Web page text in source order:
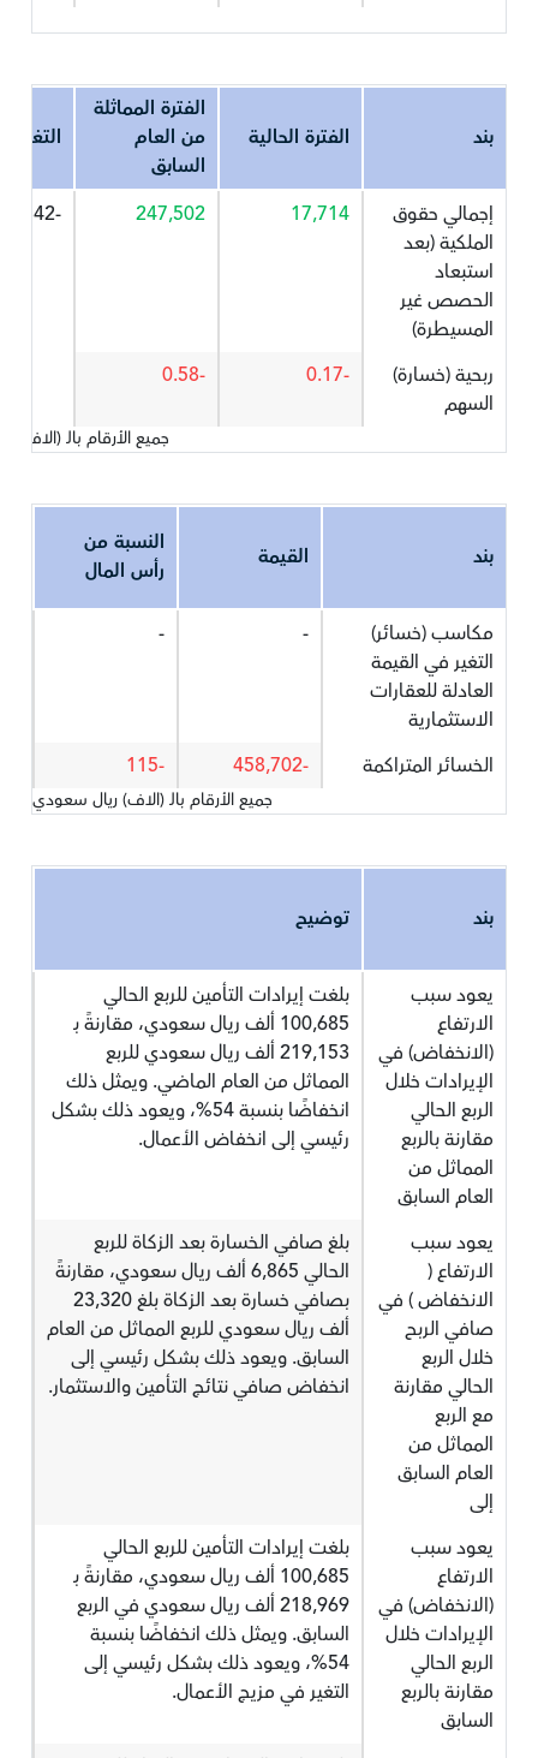
بند الفترة الحالية
الفترة المماثلة
من العام
السابق
التغير%
إجمالي حقوق
الملكية (بعد
استبعاد
الحصص غير
المسيطرة)
17,714
247,502
-92.842
ربحية (خسارة)
السهم
-0.17
-0.58
جميع الأرقام بالـ
بند القيمة
النسبة من
رأس المال
مكاسب (خسائر)
التغير في القيمة
العادلة للعقارات
الاستثمارية
-
-
الخسائر المتراكمة -458,702
-115
جميع الأرقام بالـ (الاف) ريال سعودي
بند توضيح
يعود سبب
الارتفاع
(الانخفاض) في
الإيرادات خلال
الربع الحالي
مقارنة بالربع
المماثل من
العام السابق
بلغت إيرادات التأمين للربع الحالي
100,685 ألف ريال سعودي، مقارنةً بـ
219,153 ألف ريال سعودي للربع
المماثل من العام الماضي. ويمثل ذلك
انخفاضًا بنسبة 54%، ويعود ذلك بشكل
رئيسي إلى انخفاض الأعمال.
يعود سبب
الارتفاع (
الانخفاض ) في
صافي الربح
خلال الربع
الحالي مقارنة
مع الربع
المماثل من
العام السابق
إلى
بلغ صافي الخسارة بعد الزكاة للربع
الحالي 6,865 ألف ريال سعودي، مقارنةً
بصافي خسارة بعد الزكاة بلغ 23,320
ألف ريال سعودي للربع المماثل من العام
السابق. ويعود ذلك بشكل رئيسي إلى
انخفاض صافي نتائج التأمين والاستثمار.
يعود سبب
الارتفاع
(الانخفاض) في
الإيرادات خلال
الربع الحالي
مقارنة بالربع
السابق
بلغت إيرادات التأمين للربع الحالي
100,685 ألف ريال سعودي، مقارنةً بـ
218,969 ألف ريال سعودي في الربع
السابق. ويمثل ذلك انخفاضًا بنسبة
54%، ويعود ذلك بشكل رئيسي إلى
التغير في مزيج الأعمال.